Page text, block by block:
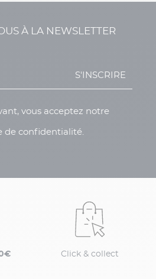
À LA NEWSLETTER
S'INSCRIRE
vous acceptez notre
de confidentialité.
Click & collect